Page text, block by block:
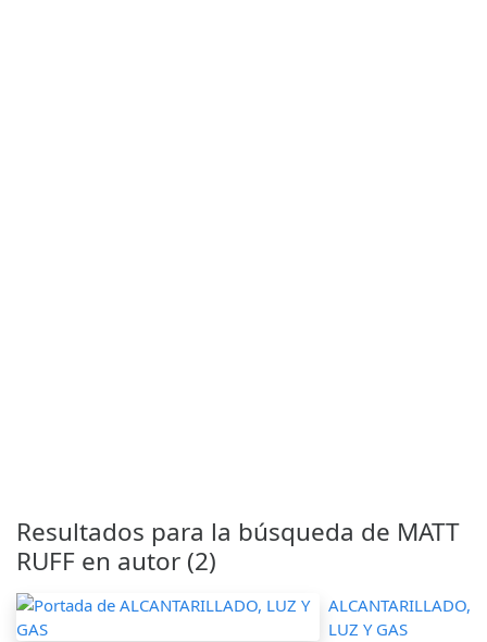
Resultados para la búsqueda de MATT
RUFF en autor (2)
ALCANTARILLADO,
LUZ Y GAS